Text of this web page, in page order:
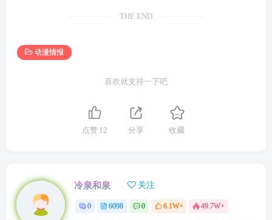
THE END
动漫情报
喜欢就支持一下吧
点赞 12 分享 收藏
冷泉和泉 关注
0 6098 0 6.1W+ 49.7W+